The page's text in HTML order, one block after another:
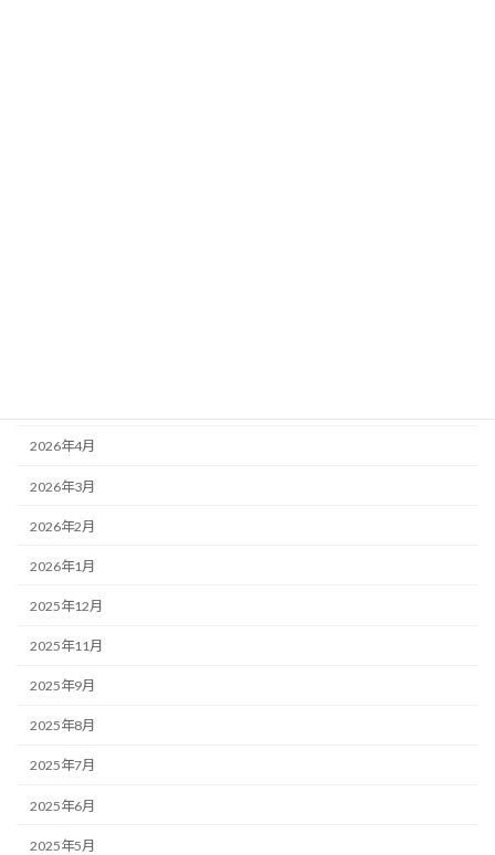
2026年4月
2026年3月
2026年2月
2026年1月
2025年12月
2025年11月
2025年9月
2025年8月
2025年7月
2025年6月
2025年5月